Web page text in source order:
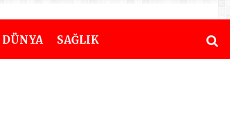
DÜNYA SAĞLIK